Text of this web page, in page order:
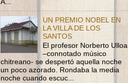
A...
UN PREMIO NOBEL EN
LA VILLA DE LOS
SANTOS
El profesor Norberto Ulloa
–connotado músico
chitreano- se despertó aquella noche
un poco azorado. Rondaba la media
noche cuando escuc...